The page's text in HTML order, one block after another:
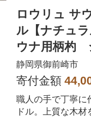
ロウリュ サ
ル【ナチュ
ウナ用柄杓
構造 快適に
サウナを楽
静岡県御前崎市
寄付金額
職人の手で丁寧に
ドル。上質な木材